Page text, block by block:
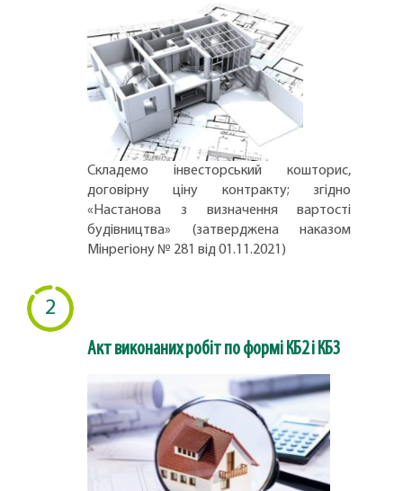
Складемо інвесторський кошторис,
договірну ціну контракту; згідно
«Настанова з визначення вартості
будівництва» (затверджена наказом
Мінрегіону № 281 від 01.11.2021)
2
Акт виконаних робіт по формі КБ2 і КБ3